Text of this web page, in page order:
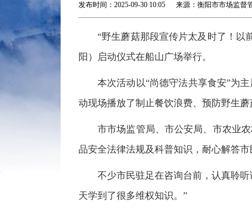
发布时间：2025-09-30 10:05 来源：衡阳市市场监督
“野生蘑菇那段宣传片太及时了！以
阳）启动仪式在船山广场举行。
本次活动以“尚德守法共享食安”为
动现场播放了制止餐饮浪费、预防野生
市市场监管局、市公安局、市农业
品安全法律法规及科普知识，耐心解答
不少市民驻足在咨询台前，认真聆
天学到了很多维权知识。”